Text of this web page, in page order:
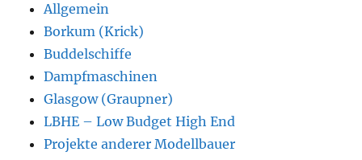
Allgemein
Borkum (Krick)
Buddelschiffe
Dampfmaschinen
Glasgow (Graupner)
LBHE – Low Budget High End
Projekte anderer Modellbauer